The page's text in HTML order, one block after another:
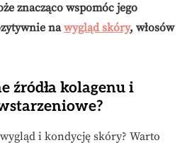
znacząco wspomóc jego
nawygląd skóry, włosów
źródła kolagenu i
i kondycję skóry? Warto